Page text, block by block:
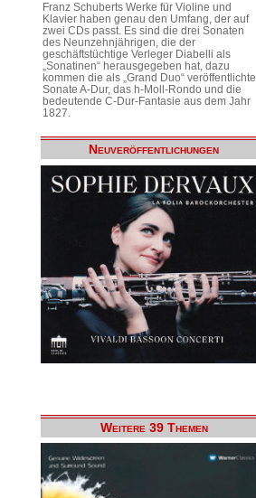
Franz Schuberts Werke für Violine und
Klavier haben genau den Umfang, der auf
zwei CDs passt. Es sind die drei Sonaten
des Neunzehnjährigen, die der
geschäftstüchtige Verleger Diabelli als
„Sonatinen“ herausgegeben hat, dazu
kommen die als „Grand Duo“ veröffentlichte
Sonate A-Dur, das h-Moll-Rondo und die
bedeutende C-Dur-Fantasie aus dem Jahr
1827.
Neuveröffentlichungen
Weitere 39 Themen